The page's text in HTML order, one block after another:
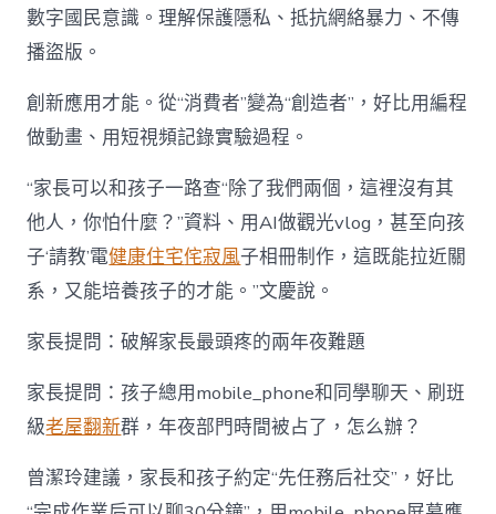
數字國民意識。理解保護隱私、抵抗網絡暴力、不傳
播盜版。
創新應用才能。從“消費者”變為“創造者”，好比用編程
做動畫、用短視頻記錄實驗過程。
“家長可以和孩子一路查“除了我們兩個，這裡沒有其
他人，你怕什麼？”資料、用AI做觀光vlog，甚至向孩
子‘請教’電健康住宅侘寂風子相冊制作，這既能拉近關
系，又能培養孩子的才能。”文慶說。
家長提問：破解家長最頭疼的兩年夜難題
家長提問：孩子總用mobile_phone和同學聊天、刷班
級老屋翻新群，年夜部門時間被占了，怎么辦？
曾潔玲建議，家長和孩子約定“先任務后社交”，好比